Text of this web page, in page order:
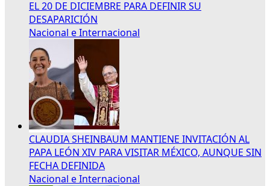
EL 20 DE DICIEMBRE PARA DEFINIR SU
DESAPARICIÓN
Nacional e Internacional
CLAUDIA SHEINBAUM MANTIENE INVITACIÓN AL
PAPA LEÓN XIV PARA VISITAR MÉXICO, AUNQUE SIN
FECHA DEFINIDA
Nacional e Internacional